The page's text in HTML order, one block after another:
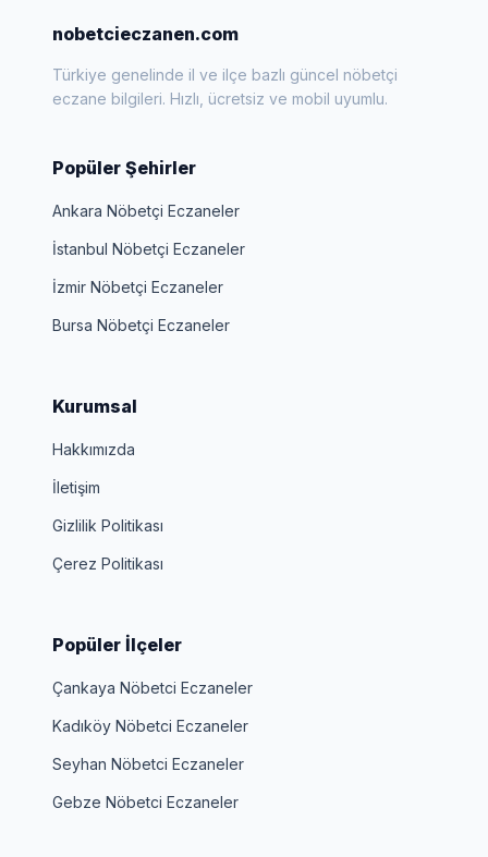
nobetcieczanen.com
Türkiye genelinde il ve ilçe bazlı güncel nöbetçi
eczane bilgileri. Hızlı, ücretsiz ve mobil uyumlu.
Popüler Şehirler
Ankara Nöbetçi Eczaneler
İstanbul Nöbetçi Eczaneler
İzmir Nöbetçi Eczaneler
Bursa Nöbetçi Eczaneler
Kurumsal
Hakkımızda
İletişim
Gizlilik Politikası
Çerez Politikası
Popüler İlçeler
Çankaya Nöbetci Eczaneler
Kadıköy Nöbetci Eczaneler
Seyhan Nöbetci Eczaneler
Gebze Nöbetci Eczaneler